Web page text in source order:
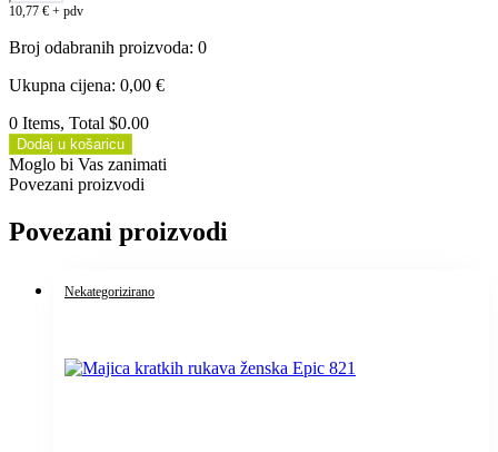
10,77 € + pdv
Broj odabranih proizvoda: 0
Ukupna cijena: 0,00 €
0 Items, Total $0.00
Dodaj u košaricu
Moglo bi Vas zanimati
Povezani proizvodi
Povezani proizvodi
Nekategorizirano